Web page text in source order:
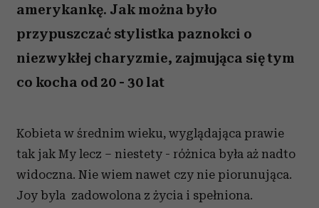
amerykankę. Jak można było
przypuszczać stylistka paznokci o
niezwykłej charyzmie, zajmująca się tym
co kocha od 20 - 30 lat
Kobieta w średnim wieku, wyglądająca prawie
tak jak My lecz – niestety - różnica była aż nadto
widoczna. Nie wiem nawet czy nie piorunująca.
Joy byla zadowolona z życia i spełniona.